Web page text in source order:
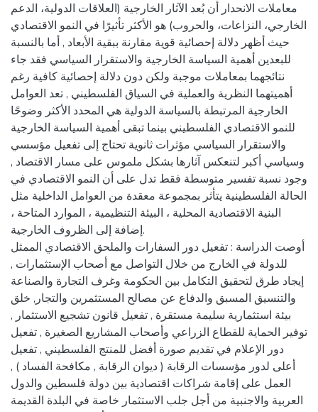
معاملات الانحدار أن بُعد الآثار الخارجية (العلاقات الدولية، الدعم
الخارجي، النزاعات، والحروب) هو الأكثر تأثيرًا في النمو الاقتصادي
حيث أظهر دلالة إحصائية قوية مقارنة ببقية الأبعاد , أما بالنسبة
للبعدين أهمية السياسة الخارجية والاستقرار السياسي فقد جاء
نتائجهما بمعاملات موجبة ولكن دون دلالة إحصائية كافية رغم
أهميتهما النظرية والعملية في السياق الفلسطيني , تعد العوامل
الخارجية المرتبطة بالسياسة الدولية هي المحدد الأكثر وضوحًا
للنمو الاقتصادي الفلسطيني بينما تبقى أهمية السياسة الخارجية
والاستقرار السياسي مؤثرات ثانوية تحتاج إلى تفعيل مؤسسي
وسياسي أكبر لتنعكس آثارها بشكل ملموس على مسار الاقتصاد ,
وجود نسبة تفسير متوسطة فقط تدل على أن النمو الاقتصادي في
الحالة الفلسطينية يتأثر بمجموعة معقدة من العوامل الداخلية مثل
البنية الاقتصادية المحلية ، البيئة التنظيمية ، الموارد المتاحة ،
إضافة إلى الظروف الخارجية.
أوصت الدراسة : تفعيل دور السفارات والملحق الاقتصادي الممثل
للدولة في الخارج من خلال التواصل مع أصحاب الإستثمارات ,
إيجاد طرق لتحقيق التكامل بين الحكومة وغرف التجارة والصناعة
والتنسيق المسبق والدفاع عن مصالح المستثمرين والتجار, خلق
بيئة استثمارية سليمة مستقرة , تفعيل قانون تشجيع الاستثمار ,
توفير الحماية للقطاع الزراعي وأصحاب المشاريع الصغيرة , تفعيل
دور الإعلام في تقديم صورة أفضل للمنتج الفلسطيني , تفعيل
أعلى لدور مؤسسات الرقابة ( ديوان الرقابة , مكافحة الفساد ) ,
العمل على إقامة شراكات اقتصادية بين دولة فلسطين والدول
العربية والاجنبية من أجل جلب الاستثمار خاصة في البلدة القديمة